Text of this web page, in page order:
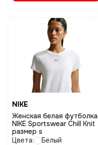
NIKE
Женская белая футболка
NIKE Sportswear Chill Knit
размер s
Цвета:
Белый